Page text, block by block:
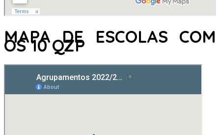
MAPA DE ESCOLAS COM
OS 10 QZP